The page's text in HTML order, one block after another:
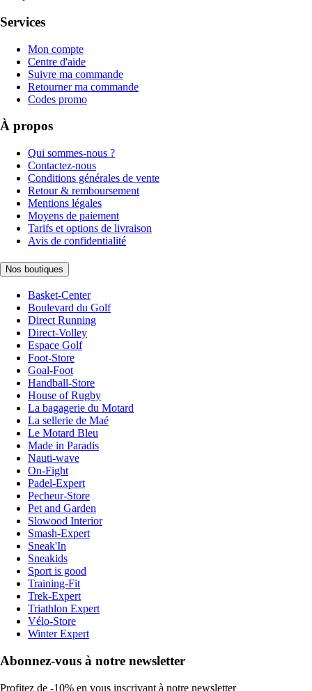
Services
Mon compte
Centre d'aide
Suivre ma commande
Retourner ma commande
Codes promo
À propos
Qui sommes-nous ?
Contactez-nous
Conditions générales de vente
Retour & remboursement
Mentions légales
Moyens de paiement
Tarifs et options de livraison
Avis de confidentialité
Nos boutiques
Basket-Center
Boulevard du Golf
Direct Running
Direct-Volley
Espace Golf
Foot-Store
Goal-Foot
Handball-Store
House of Rugby
La bagagerie du Motard
La sellerie de Maé
Le Motard Bleu
Made in Paradis
Nauti-wave
On-Fight
Padel-Expert
Pecheur-Store
Pet and Garden
Slowood Interior
Smash-Expert
Sneak'In
Sneakids
Sport is good
Training-Fit
Trek-Expert
Triathlon Expert
Vélo-Store
Winter Expert
Abonnez-vous à notre newsletter
Profitez de -10% en vous inscrivant à notre newsletter